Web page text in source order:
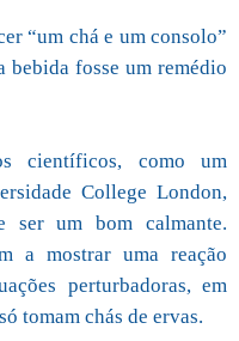
“um chá e um consolo”
bebida fosse um remédio
científicos, como um
College London,
ser um bom calmante.
a mostrar uma reação
perturbadoras, em
tomam chás de ervas.